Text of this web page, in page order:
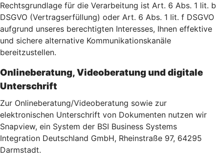
Rechtsgrundlage für die Verarbeitung ist Art. 6 Abs. 1 lit. b
DSGVO (Vertragserfüllung) oder Art. 6 Abs. 1 lit. f DSGVO
aufgrund unseres berechtigten Interesses, Ihnen effektive
und sichere alternative Kommunikationskanäle
bereitzustellen.
Onlineberatung, Videoberatung und digitale
Unterschrift
Zur Onlineberatung/Videoberatung sowie zur
elektronischen Unterschrift von Dokumenten nutzen wir
Snapview, ein System der BSI Business Systems
Integration Deutschland GmbH, Rheinstraße 97, 64295
Darmstadt.